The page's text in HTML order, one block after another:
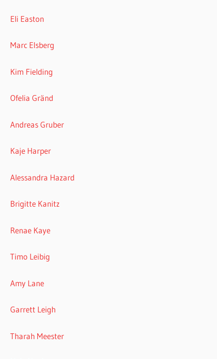
Eli Easton
Marc Elsberg
Kim Fielding
Ofelia Gränd
Andreas Gruber
Kaje Harper
Alessandra Hazard
Brigitte Kanitz
Renae Kaye
Timo Leibig
Amy Lane
Garrett Leigh
Tharah Meester